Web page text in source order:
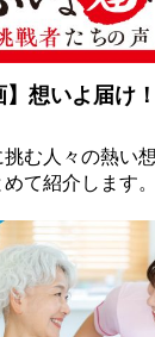
】想いよ届け
む人々の熱い
て紹介します。